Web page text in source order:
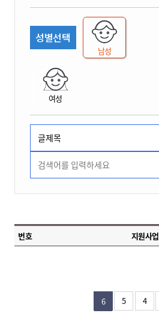
성별선택
남성
여성
번호 지원사업
6 5 4